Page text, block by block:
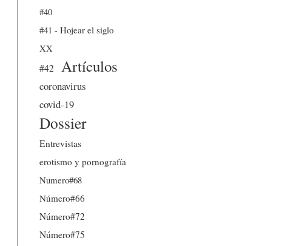
#40
#41 - Hojear el siglo
XX
#42
Artículos
coronavirus
covid-19
Dossier
Entrevistas
erotismo y pornografía
Numero#68
Número#66
Número#72
Número#75